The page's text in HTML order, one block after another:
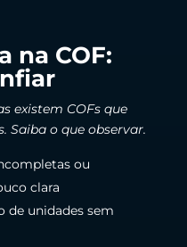
na COF:
existem COFs que
Saiba o que observar.
ou
clara
de unidades sem